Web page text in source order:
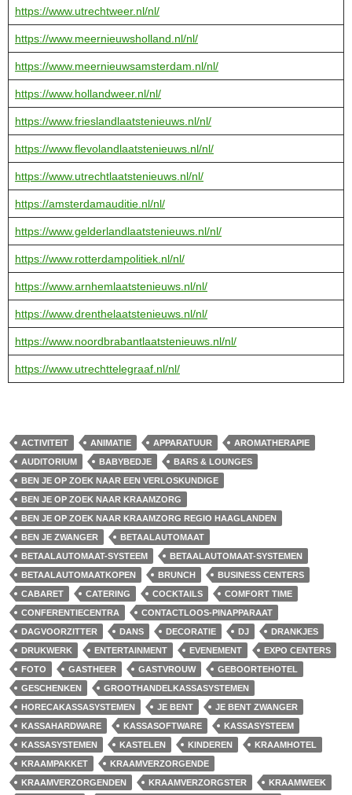
https://www.utrechtweer.nl/nl/
https://www.meernieuwsholland.nl/nl/
https://www.meernieuwsamsterdam.nl/nl/
https://www.hollandweer.nl/nl/
https://www.frieslandlaatstenieuws.nl/nl/
https://www.flevolandlaatstenieuws.nl/nl/
https://www.utrechtlaatstenieuws.nl/nl/
https://amsterdamauditie.nl/nl/
https://www.gelderlandlaatstenieuws.nl/nl/
https://www.rotterdampolitiek.nl/nl/
https://www.arnhemlaatstenieuws.nl/nl/
https://www.drenthelaatstenieuws.nl/nl/
https://www.noordbrabantlaatstenieuws.nl/nl/
https://www.utrechttelegraaf.nl/nl/
ACTIVITEIT ANIMATIE APPARATUUR
AROMATHERAPIE
AUDITORIUM
BABYBEDJE
BARS & LOUNGES
BEN JE OP ZOEK NAAR EEN VERLOSKUNDIGE
BEN JE OP ZOEK NAAR KRAAMZORG
BEN JE OP ZOEK NAAR KRAAMZORG REGIO HAAGLANDEN
BEN JE ZWANGER
BETAALAUTOMAAT
BETAALAUTOMAAT-SYSTEEM
BETAALAUTOMAAT-SYSTEMEN
BETAALAUTOMAATKOPEN
BRUNCH
BUSINESS CENTERS
CABARET
CATERING COCKTAILS
COMFORT TIME
CONFERENTIECENTRA
CONTACTLOOS-PINAPPARAAT
DAGVOORZITTER
DANS DECORATIE DJ
DRANKJES
DRUKWERK
ENTERTAINMENT EVENEMENT
EXPO CENTERS
FOTO
GASTHEER GASTVROUW
GEBOORTEHOTEL
GESCHENKEN
GROOTHANDELKASSASYSTEMEN
HORECAKASSASYSTEMEN
JE BENT
JE BENT ZWANGER
KASSAHARDWARE
KASSASOFTWARE
KASSASYSTEEM
KASSASYSTEMEN
KASTELEN KINDEREN
KRAAMHOTEL
KRAAMPAKKET
KRAAMVERZORGENDE
KRAAMVERZORGENDEN
KRAAMVERZORGSTER
KRAAMWEEK